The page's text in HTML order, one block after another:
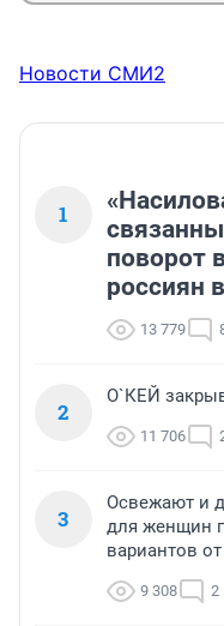
Новости СМИ2
1
поворот
россиян
13 779
2
О`КЕЙ
11 706
3
Освежают и
для женщин
вариантов
9 308 2